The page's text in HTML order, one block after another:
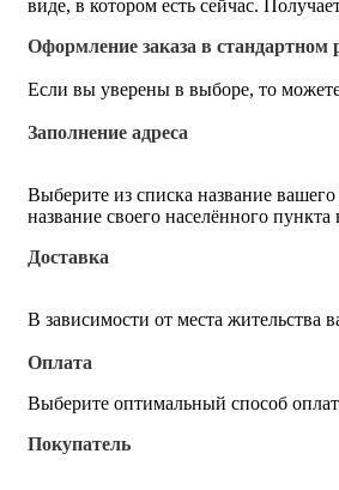
виде, в котором есть сейчас.
Оформление заказа в стандартном
Если вы уверены в выборе, то
Заполнение адреса
Выберите из списка название
название своего населённого
Доставка
В зависимости от места
Оплата
Выберите оптимальный способ
Покупатель